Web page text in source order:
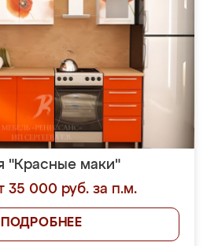
"Красные маки"
35 000 руб. за п.м.
ПОДРОБНЕЕ